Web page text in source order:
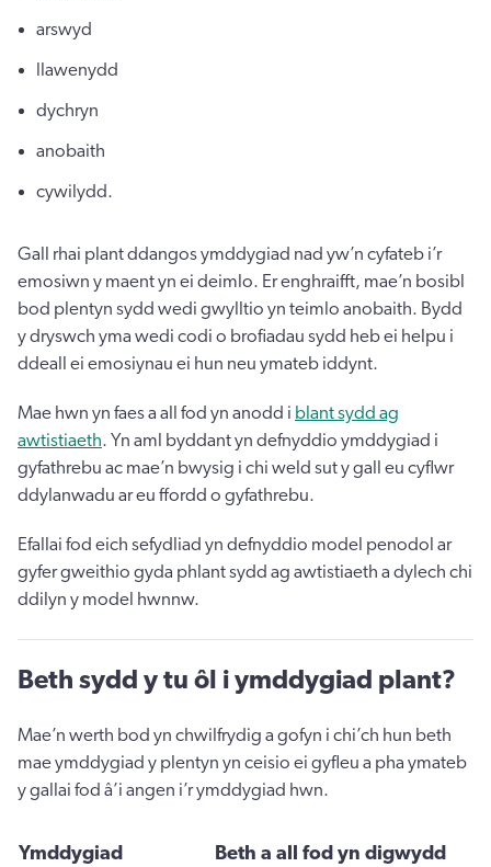
arswyd
llawenydd
dychryn
anobaith
cywilydd.
Gall rhai plant ddangos ymddygiad nad yw’n cyfateb i’r
emosiwn y maent yn ei deimlo. Er enghraifft, mae’n bosibl
bod plentyn sydd wedi gwylltio yn teimlo anobaith. Bydd
y dryswch yma wedi codi o brofiadau sydd heb ei helpu i
ddeall ei emosiynau ei hun neu ymateb iddynt.
Mae hwn yn faes a all fod yn anodd i blant sydd ag
awtistiaeth. Yn aml byddant yn defnyddio ymddygiad i
gyfathrebu ac mae’n bwysig i chi weld sut y gall eu cyflwr
ddylanwadu ar eu ffordd o gyfathrebu.
Efallai fod eich sefydliad yn defnyddio model penodol ar
gyfer gweithio gyda phlant sydd ag awtistiaeth a dylech chi
ddilyn y model hwnnw.
Beth sydd y tu ôl i ymddygiad plant?
Mae’n werth bod yn chwilfrydig a gofyn i chi’ch hun beth
mae ymddygiad y plentyn yn ceisio ei gyfleu a pha ymateb
y gallai fod â’i angen i’r ymddygiad hwn.
Ymddygiad Beth a all fod yn digwydd